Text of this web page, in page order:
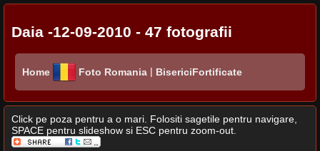
Daia -12-09-2010 - 47 fotografii
Home Foto Romania | BisericiFortificate
Click pe poza pentru a o mari. Folositi sagetile pentru navigare,
SPACE pentru slideshow si ESC pentru zoom-out.